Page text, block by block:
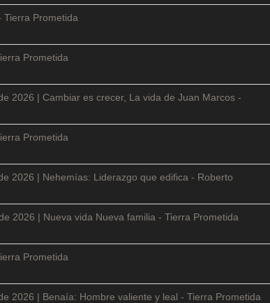
Tierra Prometida
Prometida
2026 | Cambiar es crecer, La vida de Juan Marcos -
Prometida
2026 | Nehemías: Liderazgo que edifica - Roberto
2026 | Nueva vida Nueva familia - Tierra Prometida
Prometida
2026 | Benaía: Hombre valiente y leal - Tierra Prometida